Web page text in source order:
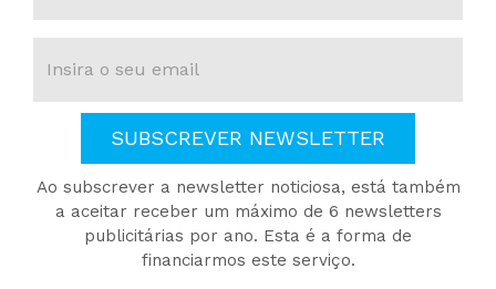
SUBSCREVER NEWSLETTER
Ao subscrever a newsletter noticiosa, está também
a aceitar receber um máximo de 6 newsletters
publicitárias por ano. Esta é a forma de
financiarmos este serviço.